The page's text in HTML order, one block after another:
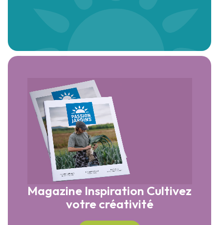
Magazine Inspiration Cultivez
votre créativité